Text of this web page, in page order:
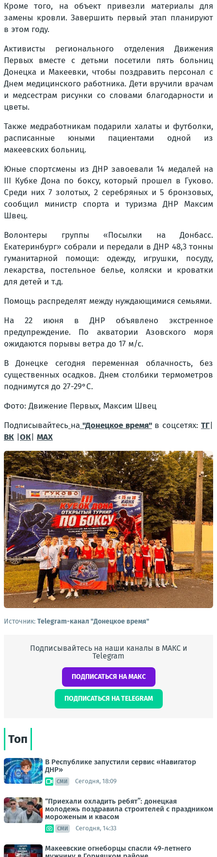
Кроме того, на объект привезли материалы для
замены кровли. Завершить первый этап планируют
в этом году.
Активисты регионального отделения Движения
Первых вместе с детьми посетили пять больниц
Донецка и Макеевки, чтобы поздравить персонал с
Днем медицинского работника. Дети вручили врачам
и медсестрам рисунки со словами благодарности и
цветы.
Также медработникам подарили халаты и футболки,
расписанные юными пациентами одной из
макеевских больниц.
Юные спортсмены из ДНР завоевали 14 медалей на
III Кубке Дона по боксу, который прошел в Гуково.
Среди них 7 золотых, 2 серебряных и 5 бронзовых,
сообщил министр спорта и туризма ДНР Максим
Швец.
Волонтеры группы «Посылки на Донбасс.
Екатеринбург» собрали и передали в ДНР 48,3 тонны
гуманитарной помощи: одежду, игрушки, посуду,
лекарства, постельное белье, коляски и кроватки
для детей и т.д.
Помощь распределят между нуждающимися семьями.
На 22 июня в ДНР объявлено экстренное
предупреждение. По акватории Азовского моря
ожидаются порывы ветра до 17 м/с.
В Донецке сегодня переменная облачность, без
существенных осадков. Днем столбики термометров
поднимутся до 27-29°C.
Фото: Движение Первых, Максим Швец
Подписывайтесь на "Донецкое время"в соцсетях:ТГ|
ВК |ОК| МАХ
Источник: Telegram-канал "Донецкое время"
Подписывайтесь на наши каналы в МАКС и
Telegram
ПОДПИСАТЬСЯ НА МАКС
ПОДПИСАТЬСЯ НА TELEGRAM
Топ
В Республике запустили сервис «Навигатор
ДНР»
СМИ Сегодня, 18:09
“Приехали охладить ребят”: донецкая
молодежь поздравила строителей с праздником
мороженым и квасом
СМИ Сегодня, 14:33
Макеевские огнеборцы спасли 49-летнего